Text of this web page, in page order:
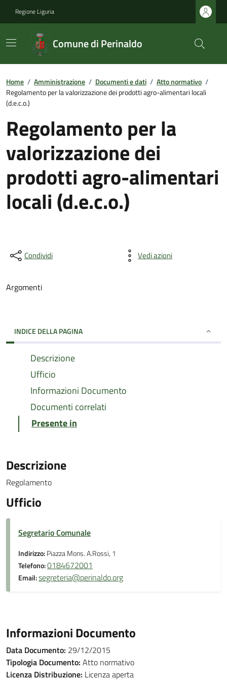
Regione Liguria
Comune di Perinaldo
Home / Amministrazione / Documenti e dati / Atto normativo /
Regolamento per la valorizzazione dei prodotti agro-alimentari locali
(d.e.c.o.)
Regolamento per la
valorizzazione dei
prodotti agro-alimentari
locali (d.e.c.o.)
Condividi Vedi azioni
Argomenti
INDICE DELLA PAGINA
Descrizione
Ufficio
Informazioni Documento
Documenti correlati
Presente in
Descrizione
Regolamento
Ufficio
Segretario Comunale
Indirizzo:Piazza Mons. A.Rossi, 1
Telefono:0184672001
Email:segreteria@perinaldo.org
Informazioni Documento
Data Documento: 29/12/2015
Tipologia Documento: Atto normativo
Licenza Distribuzione: Licenza aperta